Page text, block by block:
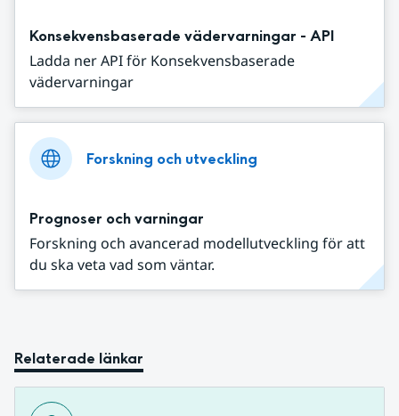
Konsekvensbaserade vädervarningar - API
Ladda ner API för Konsekvensbaserade
vädervarningar
Forskning och utveckling
Prognoser och varningar
Forskning och avancerad modellutveckling för att
du ska veta vad som väntar.
Relaterade länkar